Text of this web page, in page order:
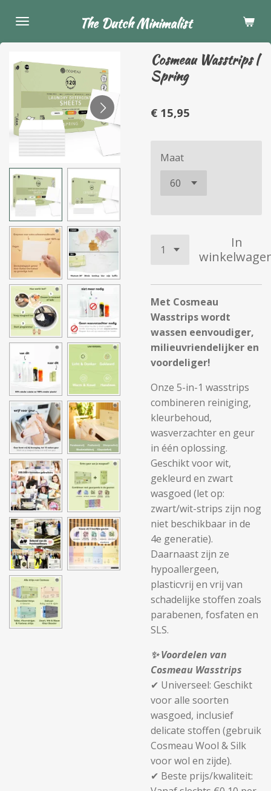
direct
naar
hoofdinhoud
The Dutch Minimalist
Cosmeau Wasstrips |
Spring
€ 15,95
Maat
In
Met Cosmeau
Wasstrips wordt
wassen eenvoudiger,
milieuvriendelijker en
voordeliger!
Onze 5-in-1 wasstrips
combineren reiniging,
kleurbehoud,
wasverzachter en geur
in één oplossing.
Geschikt voor wit,
gekleurd en zwart
wasgoed (let op:
zwart/wit-strips zijn nog
niet beschikbaar in de
4e generatie).
Daarnaast zijn ze
hypoallergeen,
plasticvrij en vrij van
schadelijke stoffen zoals
parabenen, fosfaten en
SLS.
✨Voordelen van
Cosmeau Wasstrips
✔ Universeel: Geschikt
voor alle soorten
wasgoed, inclusief
delicate stoffen (gebruik
Cosmeau Wool & Silk
voor wol en zijde).
✔ Beste prijs/kwaliteit: